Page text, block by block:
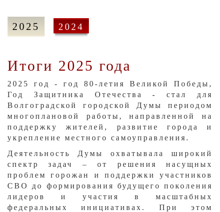
2025 2024
Итоги 2025 года
​2025 год - год 80-летия Великой Победы,
Год Защитника Отечества - стал для
Волгоградской городской Думы периодом
многоплановой работы, направленной на
поддержку жителей, развитие города и
укрепление местного самоуправления.
Деятельность Думы охватывала широкий
спектр задач – от решения насущных
проблем горожан и поддержки участников
СВО до формирования будущего поколения
лидеров и участия в масштабных
федеральных инициативах. При этом